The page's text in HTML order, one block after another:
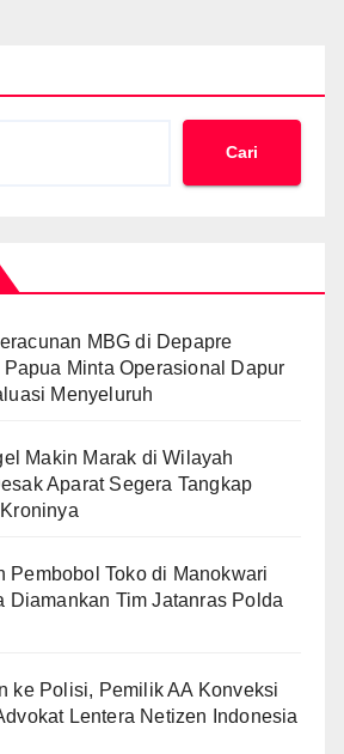
Cari
MBG di Depapre
Minta Operasional Dapur
Menyeluruh
Makin Marak di Wilayah
Aparat Segera Tangkap
Pembobol Toko di Manokwari
Diamankan Tim Jatanras Polda
ke Polisi, Pemilik AA Konveksi
Lentera Netizen Indonesia